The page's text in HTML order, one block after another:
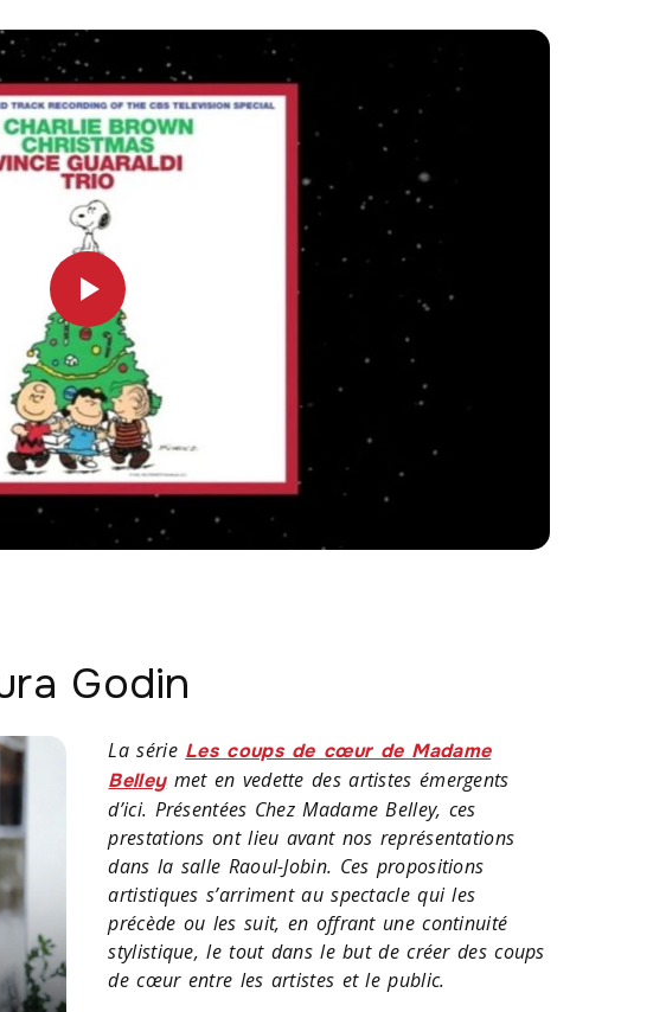
Godin
La série Les coups de cœur de Madame
Belleymet en vedette des artistes émergents
d’ici. Présentées Chez Madame Belley, ces
prestations ont lieu avant nos représentations
dans la salle Raoul-Jobin. Ces propositions
artistiques s’arriment au spectacle qui les
précède ou les suit, en offrant une continuité
stylistique, le tout dans le but de créer des coups
de cœur entre les artistes et le public.